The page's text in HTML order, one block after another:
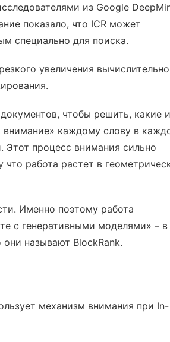
из Google
показало, что ICR может
специально для поиска.
увеличения
чтобы решить, какие
внимание» каждому слову в
Этот процесс внимания сильно
работа растет в
Именно поэтому работа
с генеративными моделями» – в
называют BlockRank.
механизм внимания при In-